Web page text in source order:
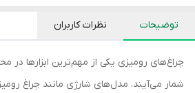
توضیحات نظرات کاربران
چراغ‌های رومیزی یکی از مهم‌ترین ابزارها در